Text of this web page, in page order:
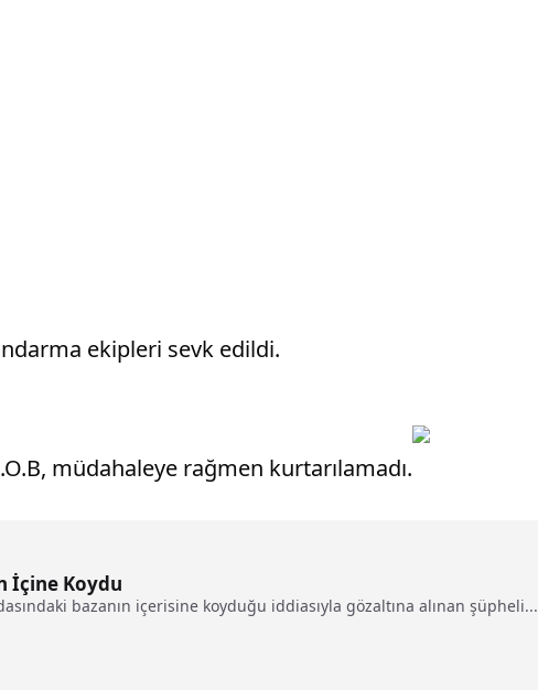
ekipleri sevk edildi.
müdahaleye rağmen kurtarılamadı.
İçine Koydu
bazanın içerisine koyduğu iddiasıyla gözaltına alınan şüpheli...